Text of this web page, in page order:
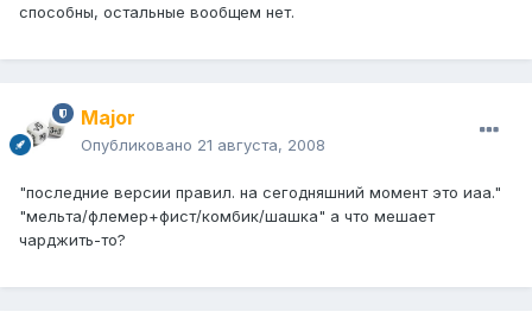
способны, остальные вообщем нет.
Major
Опубликовано 21 августа, 2008
"последние версии правил. на сегодняшний момент это иаа."
"мельта/флемер+фист/комбик/шашка" а что мешает
чарджить-то?